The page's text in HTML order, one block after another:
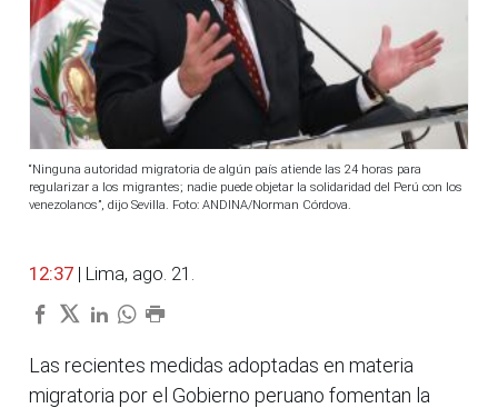
“Ninguna autoridad migratoria de algún país atiende las 24 horas para
regularizar a los migrantes; nadie puede objetar la solidaridad del Perú con los
venezolanos”, dijo Sevilla. Foto: ANDINA/Norman Córdova.
12:37 | Lima, ago. 21.
Las recientes medidas adoptadas en materia
migratoria por el Gobierno peruano fomentan la